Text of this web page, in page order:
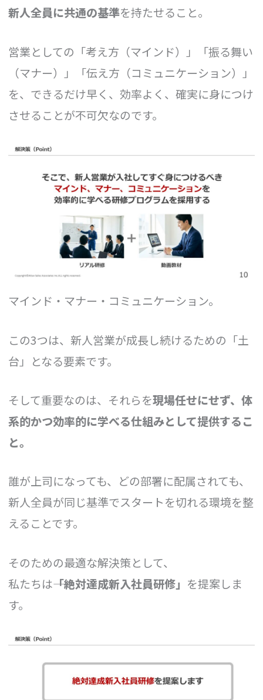
新人全員に共通の基準を持たせること。
営業としての「考え方（マインド）」「振る舞い
（マナー）」「伝え方（コミュニケーション）」
を、できるだけ早く、効率よく、確実に身につけ
させることが不可欠なのです。
マインド・マナー・コミュニケーション。
この3つは、新人営業が成長し続けるための「土
台」となる要素です。
そして重要なのは、それらを現場任せにせず、体
系的かつ効率的に学べる仕組みとして提供するこ
と。
誰が上司になっても、どの部署に配属されても、
新人全員が同じ基準でスタートを切れる環境を整
えることです。
そのための最適な解決策として、
私たちは――「絶対達成新入社員研修」 を提案しま
す。